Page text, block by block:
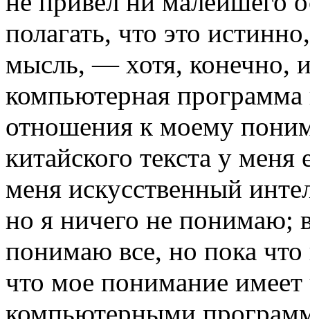
полагать, что это
мысль, — хотя, конечно,
компьютерная программа
отношения к моему
китайского текста у
меня искусственный
но я ничего не понимаю; в
понимаю все, но пока
что мое понимание имеет